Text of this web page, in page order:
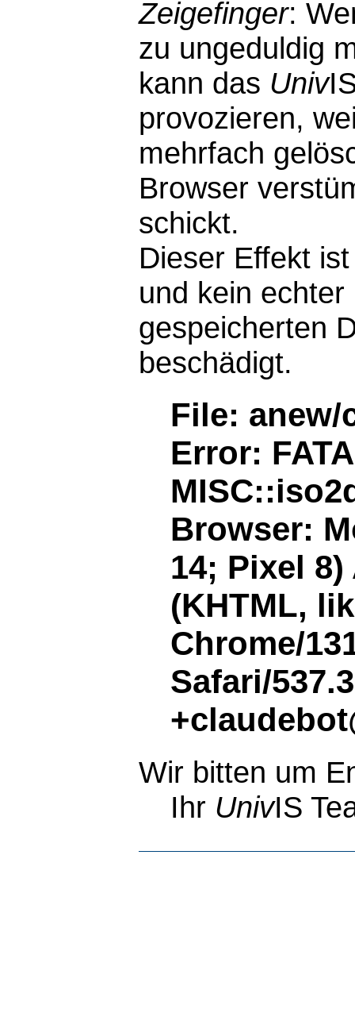
Zeigefinger:
zu ungeduldig
kann das Univ
provozieren,
mehrfach
Browser
schickt.
Dieser Effekt
und kein
gespeicherten
beschädigt.
File: anew/
Error:
Browser:
14; Pixel
(KHTML,
Chrome/
Safari/
Wir bitten um
Ihr UnivIS